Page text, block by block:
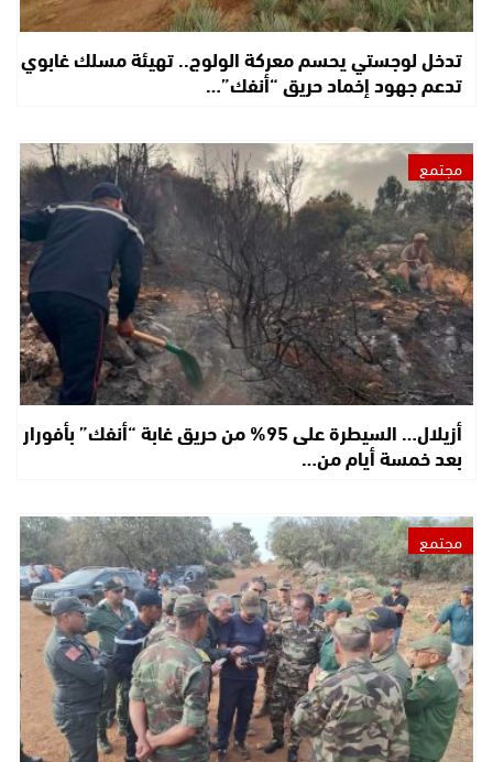
تدخل لوجستي يحسم معركة الولوج.. تهيئة مسلك غابوي
تدعم جهود إخماد حريق “أنفك”…
مجتمع
أزيلال… السيطرة على 95% من حريق غابة “أنفك” بأفورار
بعد خمسة أيام من…
مجتمع